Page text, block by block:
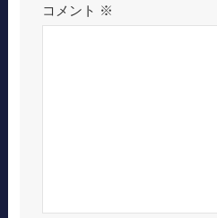
コメント ※